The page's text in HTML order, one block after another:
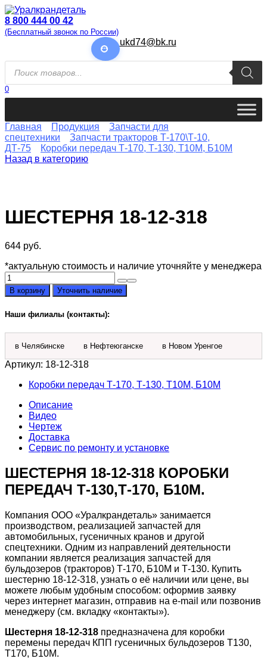
Перейти
к
содержанию
8 800 444 00 42
(Бесплатный звонок по России)
ukd74@bk.ru
Поиск
товаров
0
Главная Продукция
Запчасти для
спецтехники
Запчасти тракторов Т-170\Т-10,
ДТ-75
Коробки передач Т-170, Т-130, Т10М, Б10М
Назад в категорию
ШЕСТЕРНЯ 18-12-318
644 руб.
*актуальную стоимость и наличие уточняйте у менеджера
Количество
товара
Шестерня
18-
12-
318
В корзину Уточнить наличие
Наши филиалы (контакты):
в Челябинске в Нефтеюганске в Новом Уренгое
Артикул: 18-12-318
Коробки передач Т-170, Т-130, Т10М, Б10М
Описание
Видео
Чертеж
Доставка
Сервис по ремонту и установке
ШЕСТЕРНЯ 18-12-318 КОРОБКИ
ПЕРЕДАЧ Т-130,Т-170, Б10М.
Компания ООО «Уралкрандеталь» занимается
производством, реализацией запчастей для
автомобильных, гусеничных кранов и другой
спецтехники. Одним из направлений деятельности
компании является реализация запчастей для
бульдозеров (тракторов) Т-170, Б10М и Т-130. Купить
шестерню 18-12-318, узнать о её наличии или цене, вы
можете любым удобным способом: оформив заявку
через интернет магазин, отправив на e-mail или позвонив
менеджеру (см. вкладку «контакты»).
Шестерня 18-12-318 предназначена для коробки
перемены передач КПП гусеничных бульдозеров Т130,
Т170, Б10М.